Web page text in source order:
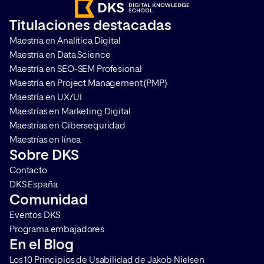
Requiere un
ejercicio de supervisión y reflexión
acceder o renovar
rigor y fiabilidad de los procesos de
evaluación
Titulaciones destacadas
Maestría en Analítica Digital
Maestría en Data Science
Maestría en SEO-SEM Profesional
Maestría en Project Management (PMP)
Maestría en UX/UI
Maestrías en Marketing Digital
Maestrías en Ciberseguridad
Maestrías en línea
Sobre DKS
Contacto
DKS España
Comunidad
Eventos DKS
Programa embajadores
En el Blog
Los 10 Principios de Usabilidad de Jakob Nielsen